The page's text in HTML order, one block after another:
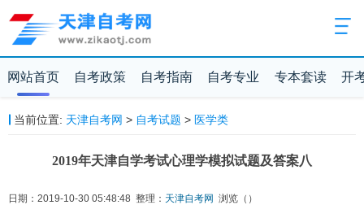
网站首页 自考政策 自考指南 自考专业 专本套读 开
当前位置: 天津自考网 > 自考试题 > 医学类
2019年天津自学考试心理学模拟试题及答案八
日期：2019-10-30 05:48:48 整理： 天津自考网 浏览（ ）